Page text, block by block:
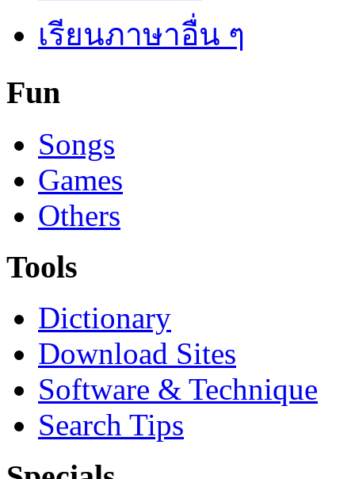
เรียนภาษาอื่น ๆ
Fun
Songs
Games
Others
Tools
Dictionary
Download Sites
Software & Technique
Search Tips